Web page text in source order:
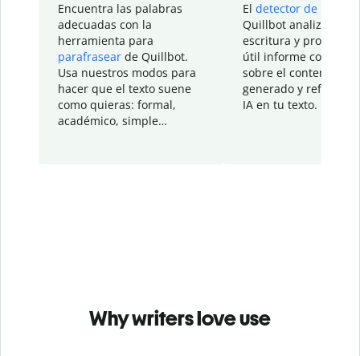
Encuentra las palabras
adecuadas con la
herramienta para
parafrasear de Quillbot.
Usa nuestros modos para
hacer que el texto suene
como quieras: formal,
académico, simple…
El detector de IA
Quillbot analiza tu
escritura y
útil informe con
sobre el contenido
generado y refinado
IA en tu texto.
Why writers love use